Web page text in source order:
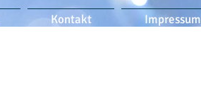
Kontakt Impressum